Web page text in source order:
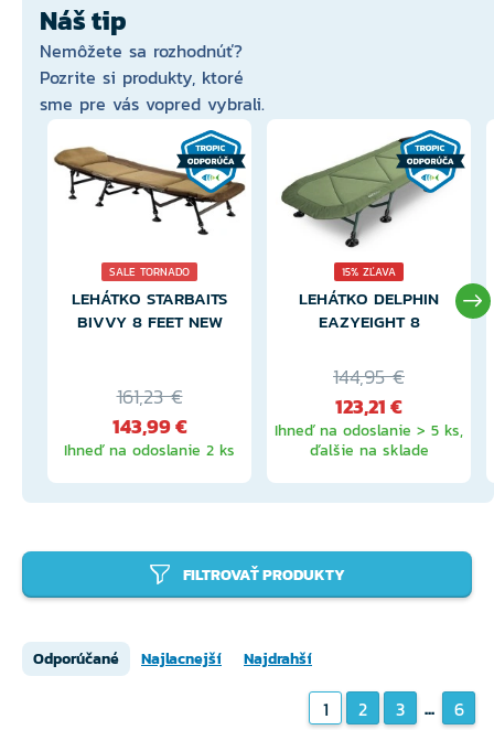
Náš tip
Nemôžete sa rozhodnúť?
Pozrite si produkty, ktoré
sme pre vás vopred vybrali.
SALE TORNADO
LEHÁTKO STARBAITS
BIVVY 8 FEET NEW
161,23 €
143,99 €
Ihneď na odoslanie 2 ks
15% ZĽAVA
LEHÁTKO DELPHIN
EAZYEIGHT 8
144,95 €
123,21 €
Ihneď na odoslanie > 5 ks,
ďalšie na sklade
FILTROVAŤ PRODUKTY
Odporúčané Najlacnejší Najdrahší
1 2 3 ... 6